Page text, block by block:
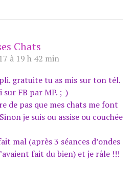
Chats
à 19 h 42 min
gratuite tu as mis sur ton tél.
sur FB par MP. ;-)
de pas que mes chats me font
je suis ou assise ou couchée
mal (après 3 séances d’ondes
fait du bien) et je râle !!!